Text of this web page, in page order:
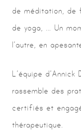
de méditation, de
de yoga, … Un
l’autre, en
L’équipe
rassemble des
certifiés et
thérapeutique.